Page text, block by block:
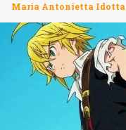
Maria Antonietta Idotta